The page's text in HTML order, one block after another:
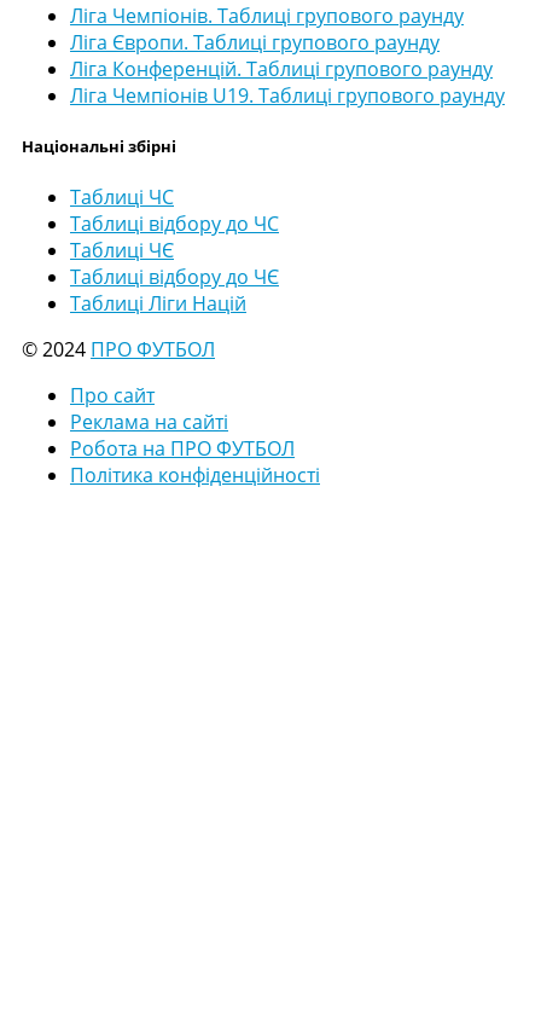
Ліга Чемпіонів. Таблиці групового раунду
Ліга Європи. Таблиці групового раунду
Ліга Конференцій. Таблиці групового раунду
Ліга Чемпіонів U19. Таблиці групового раунду
Національні збірні
Таблиці ЧС
Таблиці відбору до ЧС
Таблиці ЧЄ
Таблиці відбору до ЧЄ
Таблиці Ліги Націй
© 2024 ПРО ФУТБОЛ
Про сайт
Реклама на сайті
Робота на ПРО ФУТБОЛ
Політика конфіденційності